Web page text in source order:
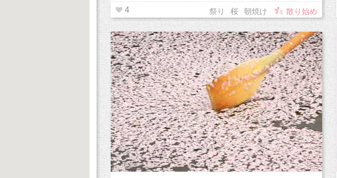
4
祭り 桜 朝焼け 散り始め